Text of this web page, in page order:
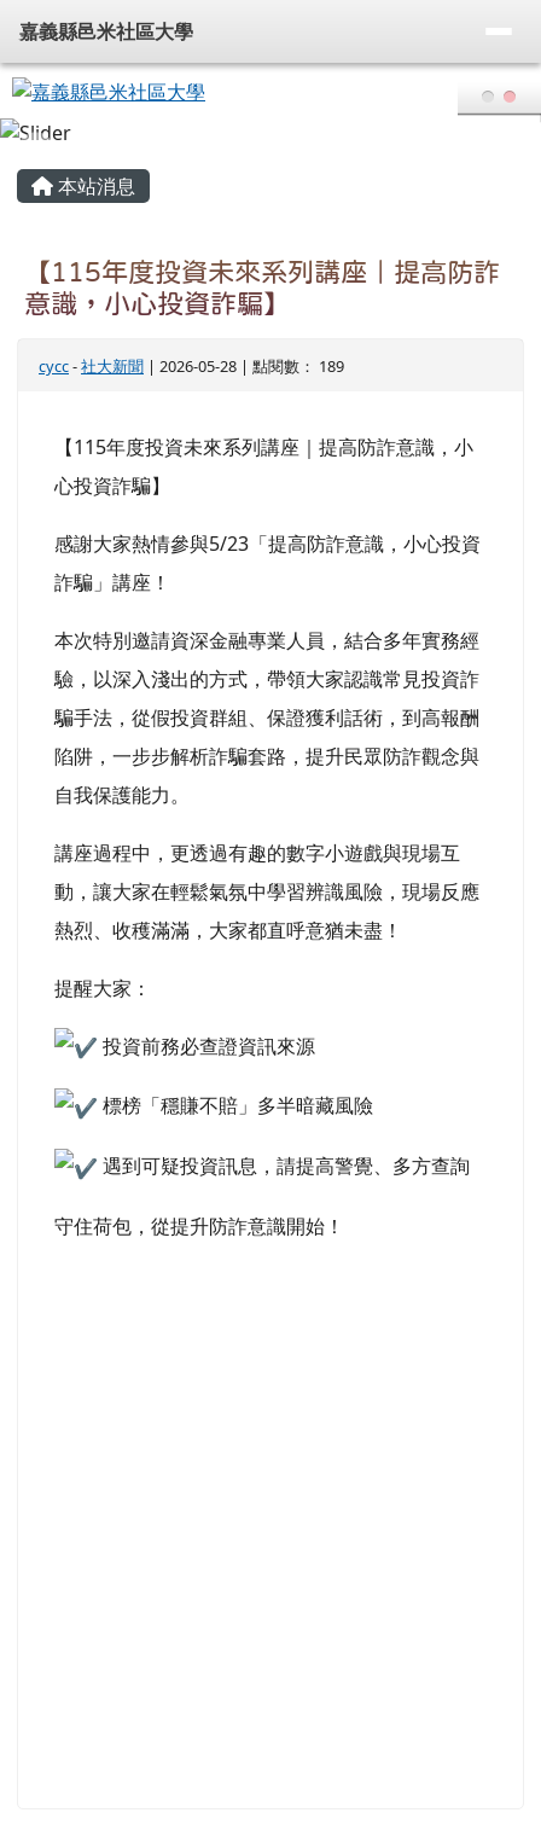
嘉義縣邑米社區大學
導覽列
嘉義縣邑米社區大學
主內容區域
本站消息
【115年度投資未來系列講座｜提高防詐
意識，小心投資詐騙】
cycc-社大新聞 | 2026-05-28 | 點閱數： 189
【115年度投資未來系列講座｜提高防詐意識，小
心投資詐騙】
感謝大家熱情參與5/23「提高防詐意識，小心投資
詐騙」講座！
本次特別邀請資深金融專業人員，結合多年實務經
驗，以深入淺出的方式，帶領大家認識常見投資詐
騙手法，從假投資群組、保證獲利話術，到高報酬
陷阱，一步步解析詐騙套路，提升民眾防詐觀念與
自我保護能力。
講座過程中，更透過有趣的數字小遊戲與現場互
動，讓大家在輕鬆氣氛中學習辨識風險，現場反應
熱烈、收穫滿滿，大家都直呼意猶未盡！
提醒大家：
投資前務必查證資訊來源
標榜「穩賺不賠」多半暗藏風險
遇到可疑投資訊息，請提高警覺、多方查詢
守住荷包，從提升防詐意識開始！
頁尾區域